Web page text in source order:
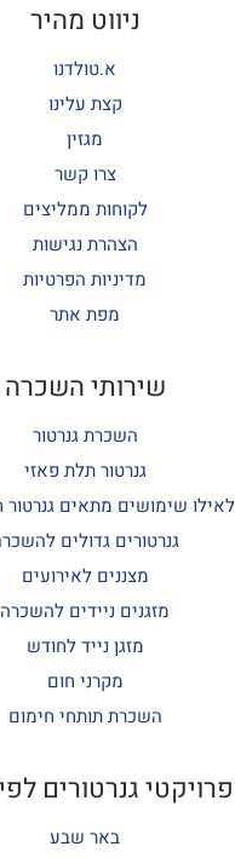
ניווט מהיר
א.טולדנו
קצת עלינו
מגזין
צרו קשר
לקוחות ממליצים
הצהרת נגישות
מדיניות הפרטיות
מפת אתר
שירותי השכרה
השכרת גנרטור
גנרטור תלת פאזי
לאילו שימושים מתאים גנרטור
גנרטורים גדולים
מצננים לאירועים
מזגנים ניידים להשכרה
מזגן נייד לחודש
מקרני חום
השכרת תותחי חימום
פרויקטי גנרטורים
באר שבע